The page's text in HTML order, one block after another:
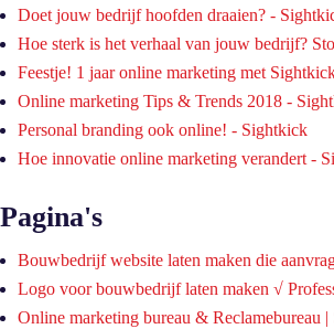
Doet jouw bedrijf hoofden draaien? -
Hoe sterk is het verhaal van jouw bedrijf?
Feestje! 1 jaar online marketing met
Online marketing Tips & Trends 2018 -
Personal branding ook online! - Sightkick
Hoe innovatie online marketing verandert -
Pagina's
Bouwbedrijf website laten maken die
Logo voor bouwbedrijf laten maken √
Online marketing bureau & Reclamebureau